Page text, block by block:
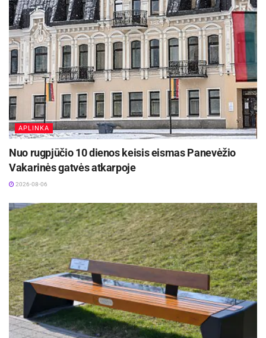
APLINKA
Nuo rugpjūčio 10 dienos keisis eismas Panevėžio
Vakarinės gatvės atkarpoje
2026-08-06